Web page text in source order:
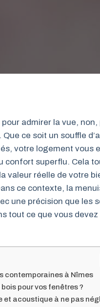
admirer la vue,
ce soit un souffle
votre logement vous
confort superflu. Cela
valeur réelle de votre
ce contexte, la
une précision que les
tout ce que vous
contemporaines à Nîmes
pour vos fenêtres ?
et acoustique à ne pas